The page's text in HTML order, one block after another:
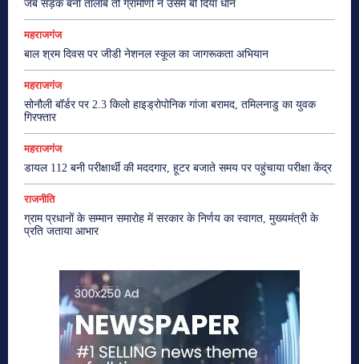
जब सड़क बनी तालाब तो ग्रामीणों ने उसमे बो दिया धान
महराजगंज
बाल श्रम दिवस पर जीडी नेशनल स्कूल का जागरूकता अभियान
महराजगंज
सोनौली बॉर्डर पर 2.3 किलो हाइड्रोपोनिक गांजा बरामद, तमिलनाडु का युवक
गिरफ्तार
महराजगंज
डायल 112 बनी परीक्षार्थी की मददगार, हूटर बजाते समय पर पहुंचाया परीक्षा केंद्र
राजनीति
ग्राम प्रधानों के सम्मान समारोह में सरकार के निर्णय का स्वागत, मुख्यमंत्री के
प्रति जताया आभार